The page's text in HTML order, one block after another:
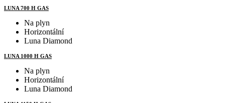
LUNA 700 H GAS
Na plyn
Horizontální
Luna Diamond
LUNA 1000 H GAS
Na plyn
Horizontální
Luna Diamond